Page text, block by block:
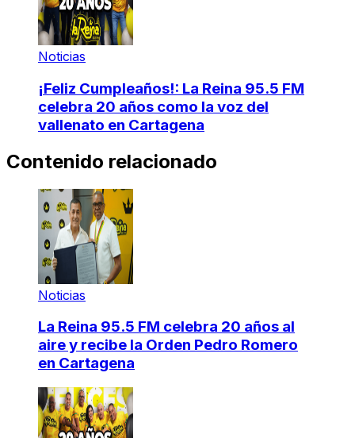
Noticias
¡Feliz Cumpleaños!: La Reina 95.5 FM
celebra 20 años como la voz del
vallenato en Cartagena
Contenido relacionado
Noticias
La Reina 95.5 FM celebra 20 años al
aire y recibe la Orden Pedro Romero
en Cartagena